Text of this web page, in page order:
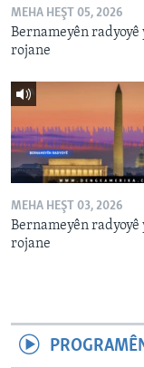
MEHA HEŞT 05, 2026
Bernameyên radyoyê
rojane
MEHA HEŞT 03, 2026
Bernameyên radyoyê
rojane